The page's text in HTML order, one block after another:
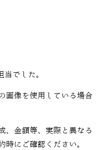
でした。
画像を使用している場合
、金額等、実際と異なる
時にご確認ください。